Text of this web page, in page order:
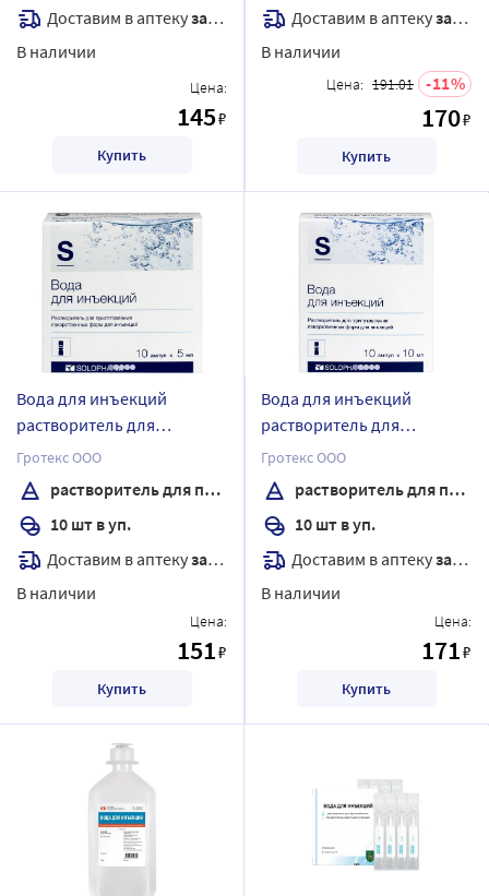
Доставим в аптекузавтра
В наличии
Цена:
145₽
Купить
Доставим в аптекузавтра
В наличии
Цена: 191.01 11
170₽
Купить
Вода для инъекций
растворитель для
приготовления
лекарственных форм для
инъекций 5 мл ампулы 10
шт.
Гротекс ООО
растворитель для приготовления лекарственных форм для инъекций
10 шт в уп.
Доставим в аптекузавтра
В наличии
Цена:
151₽
Купить
Вода для инъекций
растворитель для
приготовления
лекарственных форм для
инъекций 10 мл ампулы 10
шт.
Гротекс ООО
растворитель для приготовления лекарственных форм для инъекций
10 шт в уп.
Доставим в аптекузавтра
В наличии
Цена:
171₽
Купить